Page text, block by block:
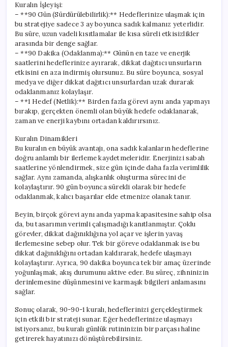
Kuralın İşleyişi:
– **90 Gün (Sürdürülebilirlik):** Hedeflerinize ulaşmak için
bu stratejiye sadece 3 ay boyunca sadık kalmanız yeterlidir.
Bu süre, uzun vadeli kısıtlamalar ile kısa süreli etkisizlikler
arasında bir denge sağlar.
– **90 Dakika (Odaklanma):** Günün en taze ve enerjik
saatlerini hedeflerinize ayırarak, dikkat dağıtıcı unsurların
etkisini en aza indirmiş olursunuz. Bu süre boyunca, sosyal
medya ve diğer dikkat dağıtıcı unsurlardan uzak durarak
odaklanmanız kolaylaşır.
– **1 Hedef (Netlik):** Birden fazla görevi aynı anda yapmayı
bırakıp, gerçekten önemli olan büyük hedefe odaklanarak,
zaman ve enerji kaybını ortadan kaldırırsınız.
Kuralın Dinamikleri
Bu kuralın en büyük avantajı, ona sadık kalanların hedeflerine
doğru anlamlı bir ilerleme kaydetmeleridir. Enerjinizi sabah
saatlerine yönlendirmek, size gün içinde daha fazla verimlilik
sağlar. Aynı zamanda, alışkanlık oluşturma sürecini de
kolaylaştırır. 90 gün boyunca sürekli olarak bir hedefe
odaklanmak, kalıcı başarılar elde etmenize olanak tanır.
Beyin, birçok görevi aynı anda yapma kapasitesine sahip olsa
da, bu tasarımın verimli çalışmadığı kanıtlanmıştır. Çoklu
görevler, dikkat dağınıklığına yol açar ve işlerin yavaş
ilerlemesine sebep olur. Tek bir göreve odaklanmak ise bu
dikkat dağınıklığını ortadan kaldırarak, hedefe ulaşmayı
kolaylaştırır. Ayrıca, 90 dakika boyunca tek bir amaç üzerinde
yoğunlaşmak, akış durumunu aktive eder. Bu süreç, zihninizin
derinlemesine düşünmesini ve karmaşık bilgileri anlamasını
sağlar.
Sonuç olarak, 90-90-1 kuralı, hedeflerinizi gerçekleştirmek
için etkili bir strateji sunar. Eğer hedeflerinize ulaşmayı
istiyorsanız, bu kuralı günlük rutininizin bir parçası haline
getirerek hayatınızı dönüştürebilirsiniz.